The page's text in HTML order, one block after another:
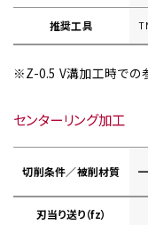
推奨工具
※Z-0.5 V溝加工時での
センターリング加工
切削条件／被削材質
刃当り送り（fz）